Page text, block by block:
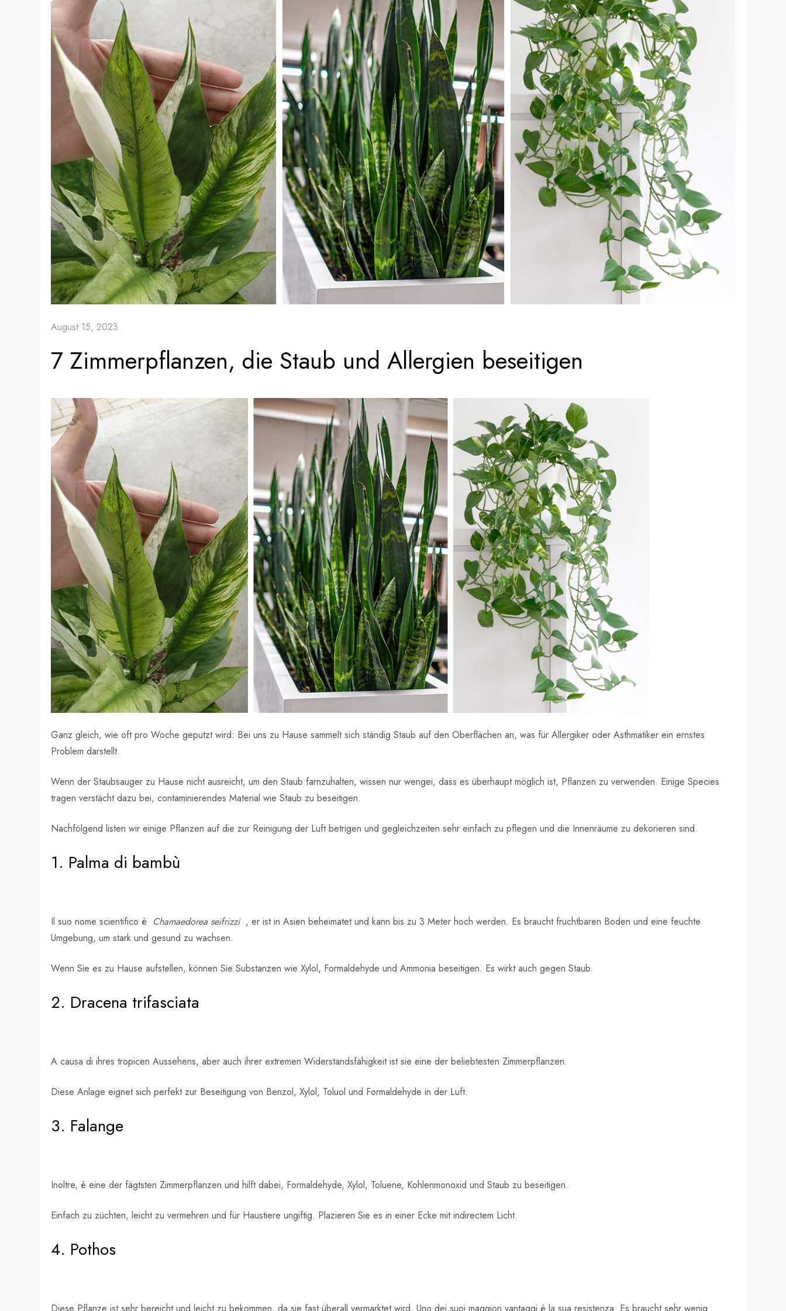
August 15, 2023
7 Zimmerpflanzen, die Staub und Allergien beseitigen
Ganz gleich, wie oft pro Woche geputzt wird: Bei uns zu Hause sammelt sich ständig Staub auf den Oberflächen an, was für Allergiker oder Asthmatiker ein ernstes
Problem darstellt.
Wenn der Staubsauger zu Hause nicht ausreicht, um den Staub farnzuhalten, wissen nur wengei, dass es überhaupt möglich ist, Pflanzen zu verwenden. Einige Species
tragen verstächt dazu bei, contaminierendes Material wie Staub zu beseitigen.
Nachfölgend listen wir einige Pflanzen auf die zur Reinigung der Luft betrigen und gegleichzeiten sehr einfach zu pflegen und die Innenräume zu dekorieren sind.
1. Palma di bambù
Il suo nome scientifico è Chamaedorea seifrizzi, er ist in Asien beheimatet und kann bis zu 3 Meter hoch werden. Es braucht fruchtbaren Boden und eine feuchte
Umgebung, um stark und gesund zu wachsen.
Wenn Sie es zu Hause aufstellen, können Sie Substanzen wie Xylol, Formaldehyde und Ammonia beseitigen. Es wirkt auch gegen Staub.
2. Dracena trifasciata
A causa di ihres tropicen Aussehens, aber auch ihrer extremen Widerstandsfähigkeit ist sie eine der beliebtesten Zimmerpflanzen.
Diese Anlage eignet sich perfekt zur Beseitigung von Benzol, Xylol, Toluol und Formaldehyde in der Luft.
3. Falange
Inoltre, è eine der fägtsten Zimmerpflanzen und hilft dabei, Formaldehyde, Xylol, Toluene, Kohlenmonoxid und Staub zu beseitigen.
Einfach zu züchten, leicht zu vermehren und für Haustiere ungiftig. Plazieren Sie es in einer Ecke mit indirectem Licht.
4. Pothos
Diese Pflanze ist sehr bereicht und leicht zu bekommen, da sie fast überall vermarktet wird. Uno dei suoi maggiori vantaggi è la sua resistenza. Es braucht sehr wenig